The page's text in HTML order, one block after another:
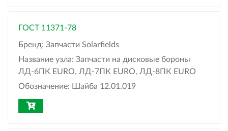
ГОСТ 11371-78
Бренд: Запчасти Solarfields
Название узла: Запчасти на дисковые бороны
ЛД-6ПК EURO, ЛД-7ПК EURO, ЛД-8ПК EURO
Обозначение: Шайба 12.01.019